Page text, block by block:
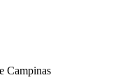
Campinas